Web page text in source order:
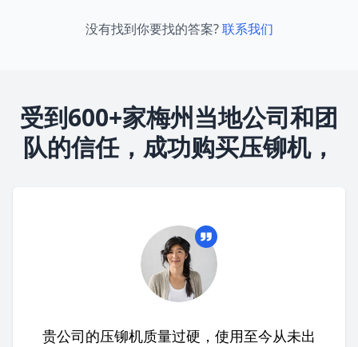
没有找到你要找的答案?联系我们
受到600+家梅州当地公司和团
队的信任，成功购买压铆机，
贵公司的压铆机质量过硬，使用至今从未出